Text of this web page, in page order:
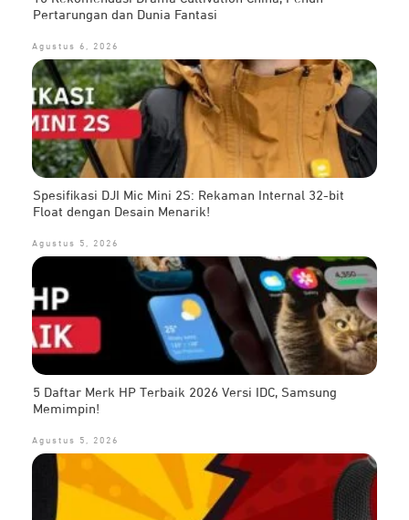
Pertarungan dan Dunia Fantasi
Agustus 6, 2026
Spesifikasi DJI Mic Mini 2S: Rekaman Internal 32-bit
Float dengan Desain Menarik!
Agustus 5, 2026
5 Daftar Merk HP Terbaik 2026 Versi IDC, Samsung
Memimpin!
Agustus 5, 2026